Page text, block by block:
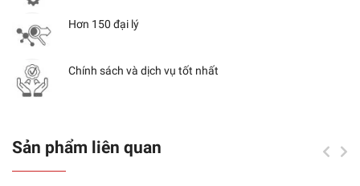
Hơn 150 đại lý
Chính sách và dịch vụ tốt nhất
Sản phẩm liên quan